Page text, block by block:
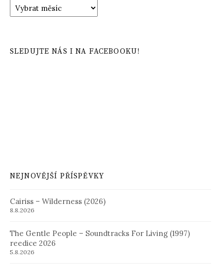
Archiv
příspěvků
SLEDUJTE NÁS I NA FACEBOOKU!
NEJNOVĚJŠÍ PŘÍSPĚVKY
Cairiss – Wilderness (2026)
8.8.2026
The Gentle People – Soundtracks For Living (1997)
reedice 2026
5.8.2026